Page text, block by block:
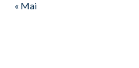
« Mai